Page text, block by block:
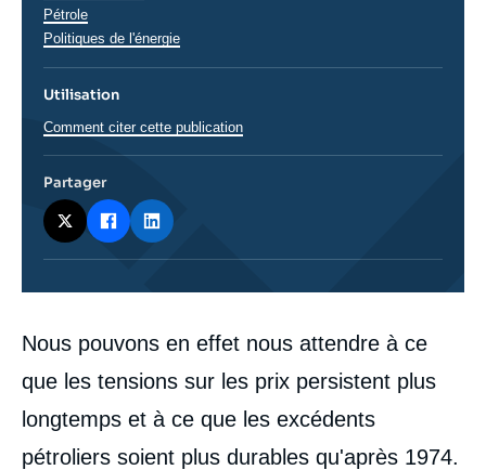
Corps
analyses
Nous pouvons en effet nous attendre à ce
que les tensions sur les prix persistent plus
longtemps et à ce que les excédents
pétroliers soient plus durables qu'après 1974.
Pétrole
Politiques de l'énergie
Utilisation
Comment citer cette publication
Partager